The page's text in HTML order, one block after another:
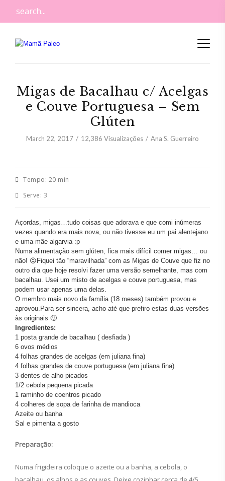
Migas de Bacalhau c/ Acelgas
e Couve Portuguesa – Sem
Glúten
March 22, 2017 12,386 Visualizações Ana S. Guerreiro
Tempo: 20 min
Serve: 3
Açordas, migas…tudo coisas que adorava e que comi inúmeras
vezes quando era mais nova, ou não tivesse eu um pai alentejano
e uma mãe algarvia :p
Numa alimentação sem glúten, fica mais difícil comer migas… ou
não! 😝Fiquei tão “maravilhada” com as Migas de Couve que fiz no
outro dia que hoje resolvi fazer uma versão semelhante, mas com
bacalhau. Usei um misto de acelgas e couve portuguesa, mas
podem usar apenas uma delas.
O membro mais novo da família (18 meses) também provou e
aprovou.Para ser sincera, acho até que prefiro estas duas versões
às originais 🙂
Ingredientes:
1 posta grande de bacalhau ( desfiada )
6 ovos médios
4 folhas grandes de acelgas (em juliana fina)
4 folhas grandes de couve portuguesa (em juliana fina)
3 dentes de alho picados
1/2 cebola pequena picada
1 raminho de coentros picado
4 colheres de sopa de farinha de mandioca
Azeite ou banha
Sal e pimenta a gosto
Preparação:
Numa frigideira coloque o azeite ou a banha, a cebola, o